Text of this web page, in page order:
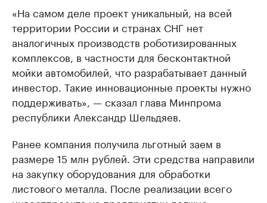
«На самом деле проект уникальный, на всей
территории России и странах СНГ нет
аналогичных производств роботизированных
комплексов, в частности для бесконтактной
мойки автомобилей, что разрабатывает данный
инвестор. Такие инновационные проекты нужно
поддерживать», — сказал глава Минпрома
республики Александр Шельдяев.
Ранее компания получила льготный заем в
размере 15 млн рублей. Эти средства направили
на закупку оборудования для обработки
листового металла. После реализации всего